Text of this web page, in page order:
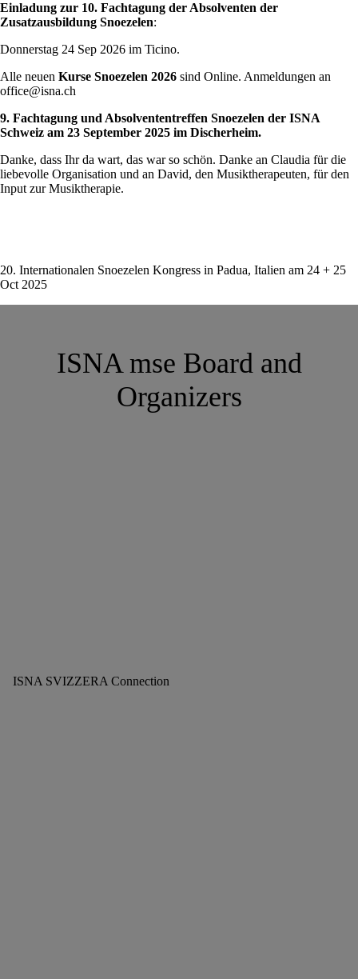
Einladung zur 10. Fachtagung der Absolventen der
Zusatzausbildung Snoezelen:
Donnerstag 24 Sep 2026 im Ticino.
Alle neuen Kurse Snoezelen 2026 sind Online. Anmeldungen an
office@isna.ch
9. Fachtagung und Absolvententreffen Snoezelen der ISNA
Schweiz am 23 September 2025 im Discherheim.
Danke, dass Ihr da wart, das war so schön. Danke an Claudia für die
liebevolle Organisation und an David, den Musiktherapeuten, für den
Input zur Musiktherapie.
20. Internationalen Snoezelen Kongress in Padua, Italien am 24 + 25
Oct 2025
ISNA mse Board and
Organizers
ISNA SVIZZERA Connection